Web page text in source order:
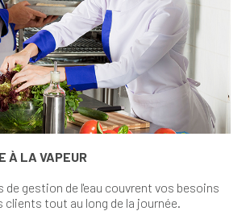
À LA VAPEUR
gestion de l'eau couvrent vos besoins
clients tout au long de la journée.